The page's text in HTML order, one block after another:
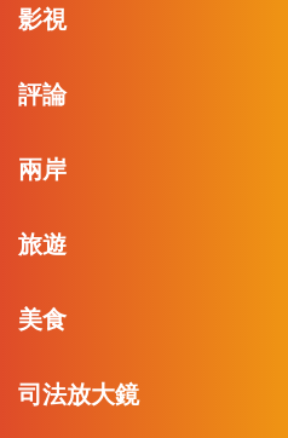
影視
評論
兩岸
旅遊
美食
司法放大鏡